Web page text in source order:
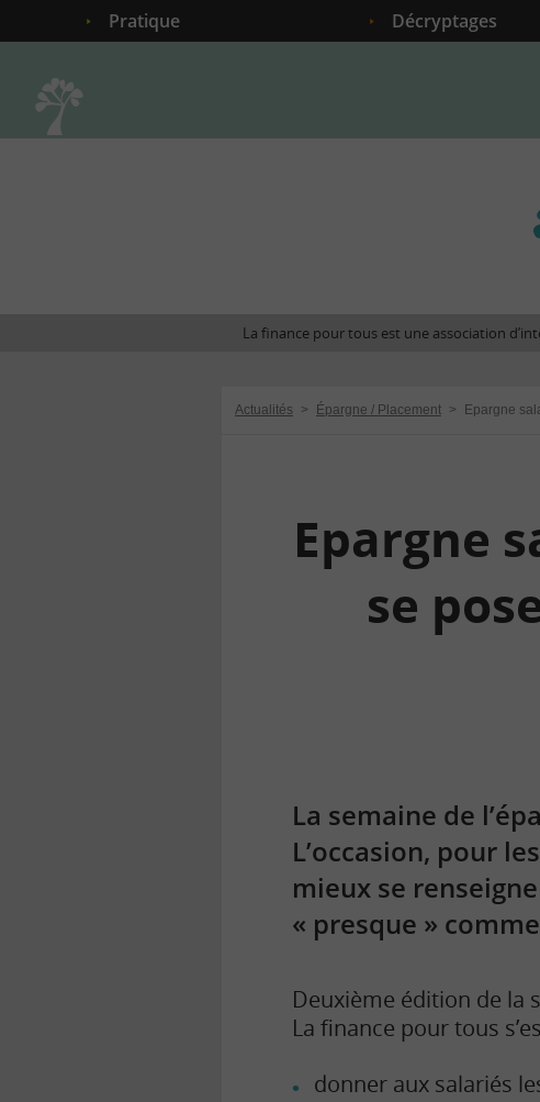
Pratique Décryptages
La finance pour tous est une association
Actualités > Épargne / Placement >
Epargne
se
La semaine de
L’occasion, pour
mieux se
« presque »
Deuxième édition de la
La finance pour tous
donner aux salariés